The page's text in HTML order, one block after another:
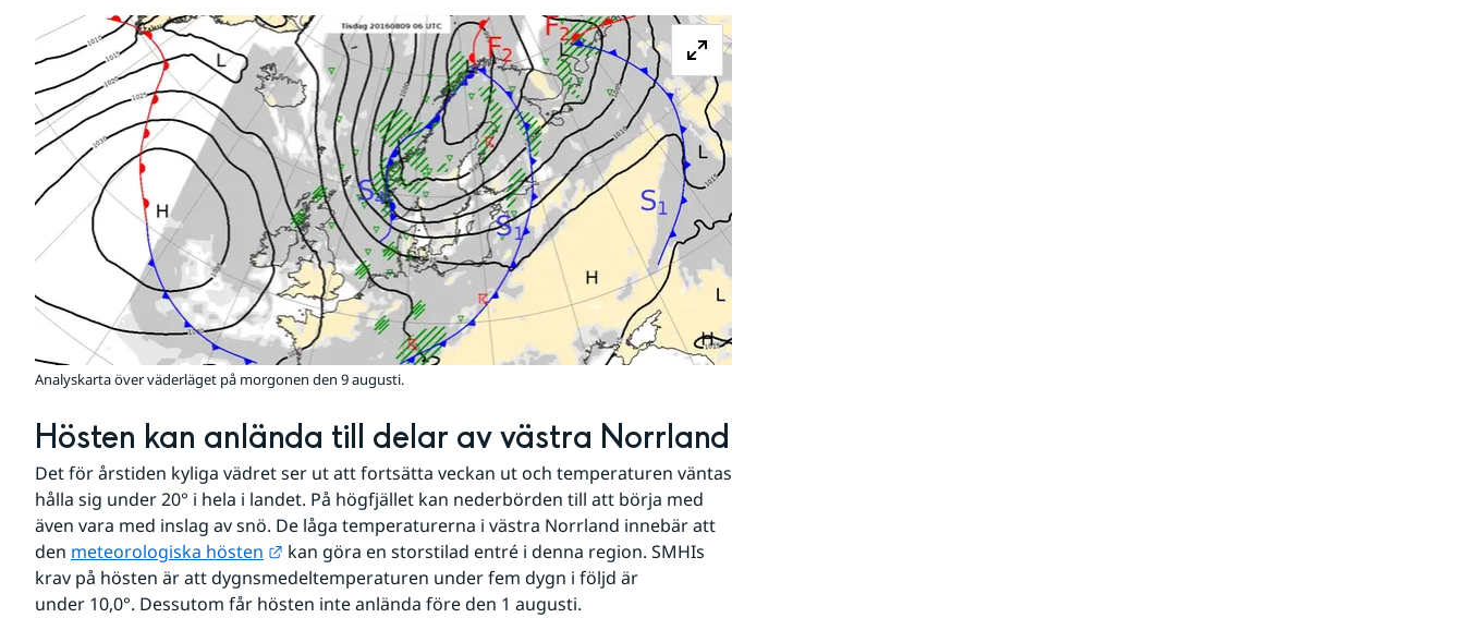
Förstora bilden
Analyskarta över väderläget på morgonen den 9 augusti.
Hösten kan anlända till delar av västra Norrland
Det för årstiden kyliga vädret ser ut att fortsätta veckan ut och temperaturen väntas
hålla sig under 20° i hela i landet. På högfjället kan nederbörden till att börja med
även vara med inslag av snö. De låga temperaturerna i västra Norrland innebär att
den meteorologiska hösten Länk till annan webbplats.
kan göra en storstilad entré i denna region. SMHIs
krav på hösten är att dygnsmedeltemperaturen under fem dygn i följd är
under 10,0°. Dessutom får hösten inte anlända före den 1 augusti.